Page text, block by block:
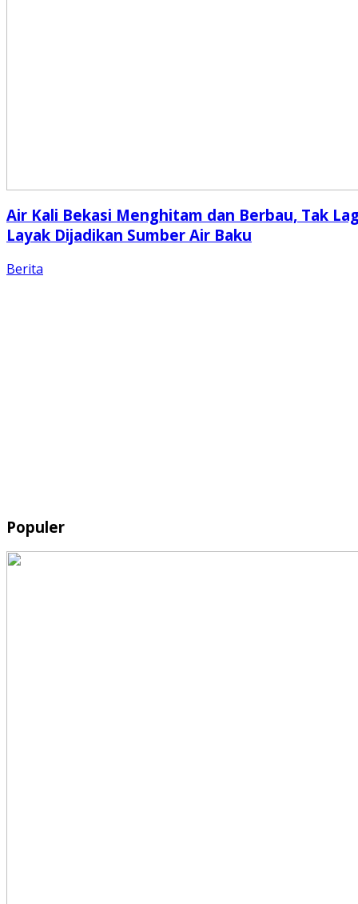
Air Kali Bekasi Menghitam dan Berbau, Tak
Layak Dijadikan Sumber Air Baku
Berita
Populer